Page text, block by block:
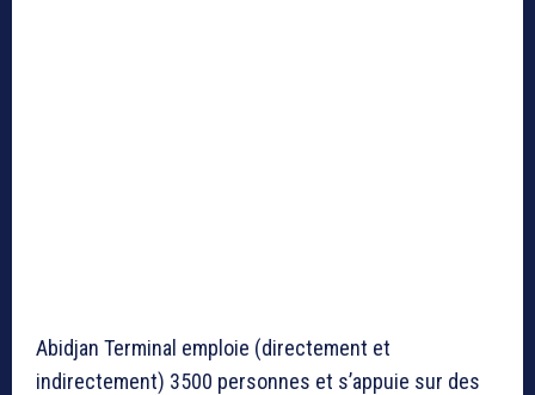
Abidjan Terminal emploie (directement et
indirectement) 3500 personnes et s’appuie sur des